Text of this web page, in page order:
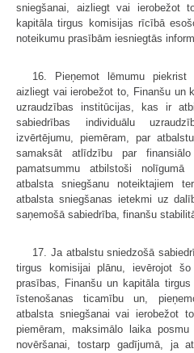
sniegšanai, aizliegt vai ierobežot
kapitāla tirgus komisijas rīcībā
noteikumu prasībām iesniegtās
16. Pieņemot lēmumu piekrist
aizliegt vai ierobežot to, Finanšu un
uzraudzības institūcijas, kas ir
sabiedrības individuālu
izvērtējumu, piemēram, par
samaksāt atlīdzību par
pamatsummu atbilstoši
atbalsta sniegšanu noteiktajiem
atbalsta sniegšanas ietekmi uz
saņemošā sabiedrība, finanšu
17. Ja atbalstu sniedzošā
tirgus komisijai plānu, ievērojot šo
prasības, Finanšu un kapitāla
īstenošanas ticamību un,
atbalsta sniegšanai vai ierobežot
piemēram, maksimālo laika
novēršanai, tostarp gadījumā, ja